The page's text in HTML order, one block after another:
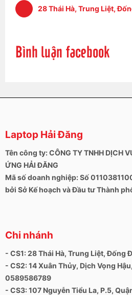
28 Thái Hà, Trung Liệt,
Bình luận facebook
Laptop Hải Đăng
Tên công ty: CÔNG TY TNHH DỊCH
ỨNG HẢI ĐĂNG
Mã số doanh nghiệp: Số
bởi Sở Kế hoạch và Đầu tư Thành
Chi nhánh
- CS1: 28 Thái Hà, Trung Liệt, Đống
- CS2: 14 Xuân Thủy, Dịch Vọng
0589586789
- CS3: 107 Nguyễn Tiểu La, P.5,